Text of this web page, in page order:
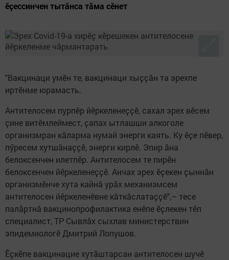
ӗҫессинчен тытӑнса тӑма сӗнет
"Вакцинаци умӗн те, вакцинаци хыҫҫӑн та эрехпе
иртӗнме юрамасть.
Антителосем пурпӗр йӗркеленеҫҫӗ, сахал эрех вӗсем
ҫине витӗмлеймест, ҫапах ытлашши алкоголе
организмран кӑларма нумай энерги каять. Ку ӗҫе пӗвер,
пӳресем хутшӑнаҫҫӗ, энерги кирлӗ. Эпир ӑна
белоксенчен илетпӗр. Антителосем те пирӗн
белоксенчен йӗркеленеҫҫӗ. Анчах эрех ӗҫекен ҫыннӑн
организмӗнче хута кайнӑ урӑх механизмсем
антителосен йӗркеленӗвне кӑткӑслатаҫҫӗ",– тесе
палӑртнӑ вакцинопрофилактика енӗпе ӗҫлекен тӗп
специалист, ТР Сывлӑх сыхлав министерствин
эпидемиологӗ Дмитрий Лопушов.
Ӗҫкӗпе вакцинацие хутӑштарсан антителосен шучӗ